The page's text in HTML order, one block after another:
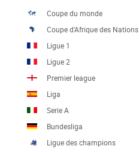
Coupe du monde
Coupe d'Afrique des Nations
Ligue 1
Ligue 2
Premier league
Liga
Serie A
Bundesliga
Ligue des champions